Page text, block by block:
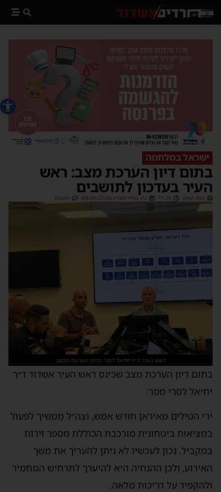
פתח
ישראל במלחמה
בתום דיון הערכת מצב: ראש
העיר בעדכון לתושבים
משה קאהן 11:28 כ״ג בסיון תשפ״ו (08/06/2026) תגובות
ראש העיר ד״ר יחיאל לסרי בדיון הערכת המצב
בתום דיון הערכת מצב שכינס ראש העיר אשדוד ד״ר
יחיאל לסרי מסר:
ירי הטילים מאיראן חודש אמש, וצה״ל ממשיך לפעול
במציאות ביטחונית מורכבת הכוללת מספר זירות
במקביל. נכון לעכשיו לא ניתן להעריך את משך
האירוע, ולכן ההנחיה היא להיערך לתרחיש המחמיר
ולהקפיד על דריכות מלאה.